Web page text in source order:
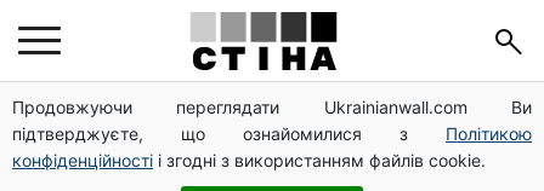
Продовжуючи переглядати Ukrainianwall.com Ви
підтверджуєте, що ознайомилися з Політикою
конфіденційності і згодні з використанням файлів cookie.
Япония